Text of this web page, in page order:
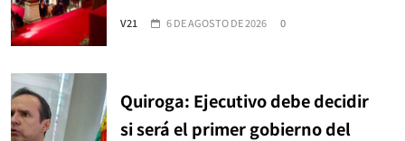
V21 6 DE AGOSTO DE 2026 0
Quiroga: Ejecutivo debe decidir
si será el primer gobierno del